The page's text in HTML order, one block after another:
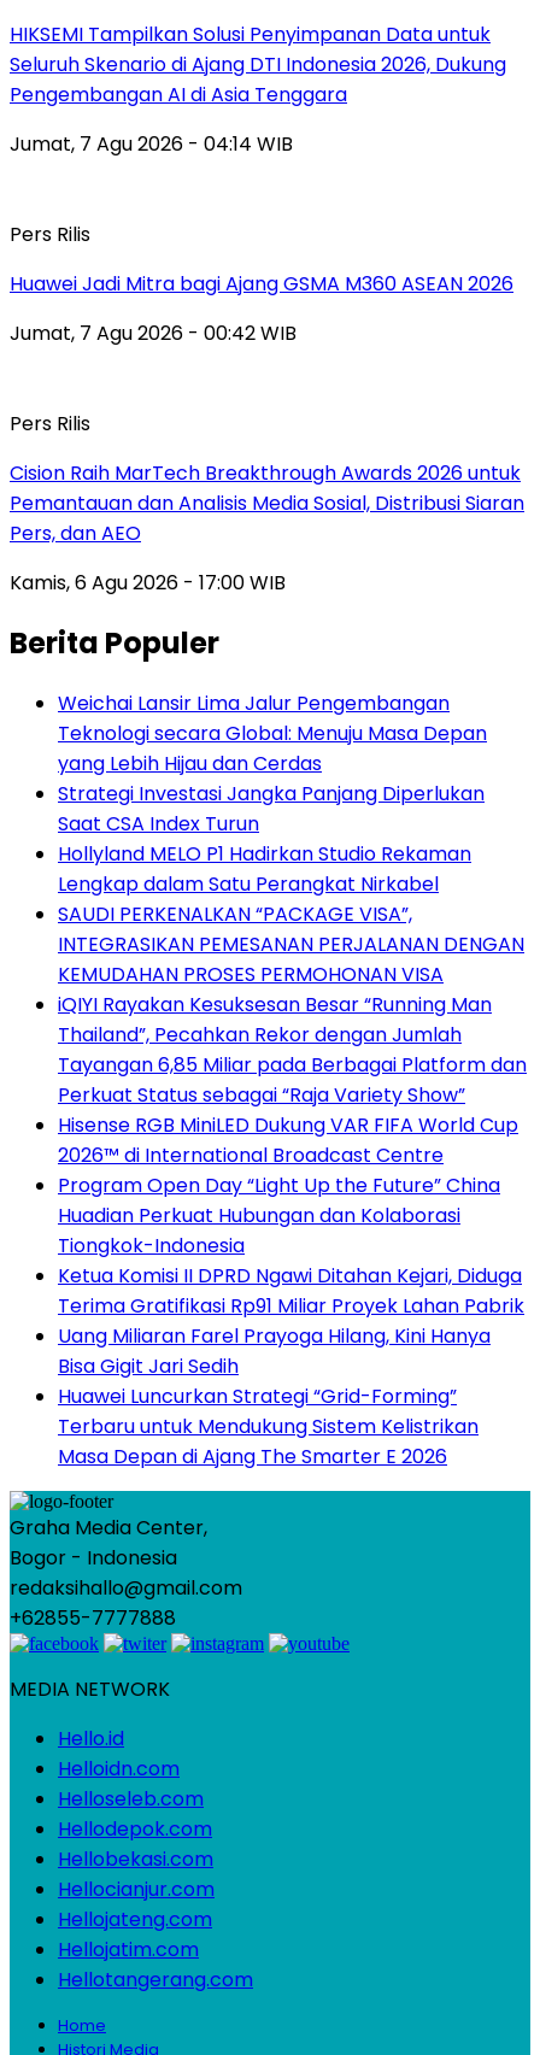
HIKSEMI Tampilkan Solusi Penyimpanan Data untuk
Seluruh Skenario di Ajang DTI Indonesia 2026, Dukung
Pengembangan AI di Asia Tenggara
Jumat, 7 Agu 2026 - 04:14 WIB
Pers Rilis
Huawei Jadi Mitra bagi Ajang GSMA M360 ASEAN 2026
Jumat, 7 Agu 2026 - 00:42 WIB
Pers Rilis
Cision Raih MarTech Breakthrough Awards 2026 untuk
Pemantauan dan Analisis Media Sosial, Distribusi Siaran
Pers, dan AEO
Kamis, 6 Agu 2026 - 17:00 WIB
Berita Populer
Weichai Lansir Lima Jalur Pengembangan
Teknologi secara Global: Menuju Masa Depan
yang Lebih Hijau dan Cerdas
Strategi Investasi Jangka Panjang Diperlukan
Saat CSA Index Turun
Hollyland MELO P1 Hadirkan Studio Rekaman
Lengkap dalam Satu Perangkat Nirkabel
SAUDI PERKENALKAN “PACKAGE VISA”,
INTEGRASIKAN PEMESANAN PERJALANAN DENGAN
KEMUDAHAN PROSES PERMOHONAN VISA
iQIYI Rayakan Kesuksesan Besar “Running Man
Thailand”, Pecahkan Rekor dengan Jumlah
Tayangan 6,85 Miliar pada Berbagai Platform dan
Perkuat Status sebagai “Raja Variety Show”
Hisense RGB MiniLED Dukung VAR FIFA World Cup
2026™ di International Broadcast Centre
Program Open Day “Light Up the Future” China
Huadian Perkuat Hubungan dan Kolaborasi
Tiongkok-Indonesia
Ketua Komisi II DPRD Ngawi Ditahan Kejari, Diduga
Terima Gratifikasi Rp91 Miliar Proyek Lahan Pabrik
Uang Miliaran Farel Prayoga Hilang, Kini Hanya
Bisa Gigit Jari Sedih
Huawei Luncurkan Strategi “Grid-Forming”
Terbaru untuk Mendukung Sistem Kelistrikan
Masa Depan di Ajang The Smarter E 2026
Graha Media Center,
Bogor - Indonesia
redaksihallo@gmail.com
+62855-7777888
MEDIA NETWORK
Hello.id
Helloidn.com
Helloseleb.com
Hellodepok.com
Hellobekasi.com
Hellocianjur.com
Hellojateng.com
Hellojatim.com
Hellotangerang.com
Home
Histori Media